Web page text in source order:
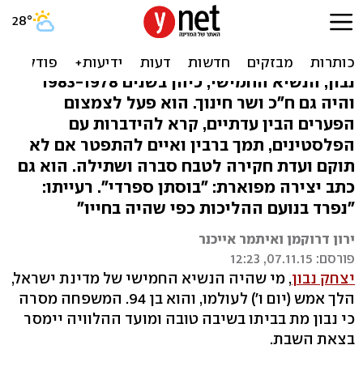
הנשיא לשעבר יצחק נבון
נבון, הנשיא החמישי, כיהן בשנים 1983-1978
והיה גם ח"כ ושר חינוך. הוא פעל לצמצום
הפערים הבין עדתיים, קרא להידברות עם
הפלסטינים, תמך ברבין ואיים להתפטר אם לא
תוקם ועדת חקירה לטבח סברה ושתילה. הוא גם
כתב יצירה מפוארת: "בוסתן ספרדי". רעייתו:
"נפרד בנועם ההליכות כפי שהיה בחייו"
ירון דרוקמן ואיתמר אייכנר
פורסם: 07.11.15, 12:23
יצחק נבון, מי שהיה הנשיא החמישי של מדינת ישראל,
הלך אמש (יום ו') לעולמו, והוא בן 94. המשפחה מסרה
כי נבון מת בביתו בשיבה טובה ומועד ההלוויה יימסר
בצאת השבת.